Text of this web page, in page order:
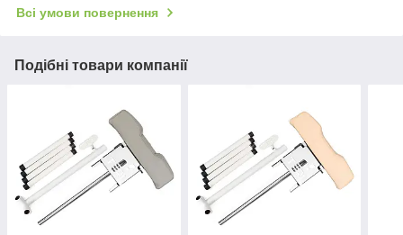
Всі умови повернення
Подібні товари компанії